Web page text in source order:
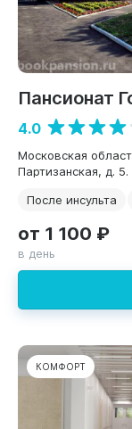
Пансионат
4.0
Московская область,
Партизанская, д. 5.
После инсульта
от 1 100 ₽
в день
КОМФОРТ